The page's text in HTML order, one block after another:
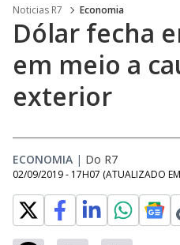
Noticias R7 Economia
Dólar fecha
em meio a
exterior
ECONOMIA | Do R7
02/09/2019 - 17H07 (ATUALIZADO EM